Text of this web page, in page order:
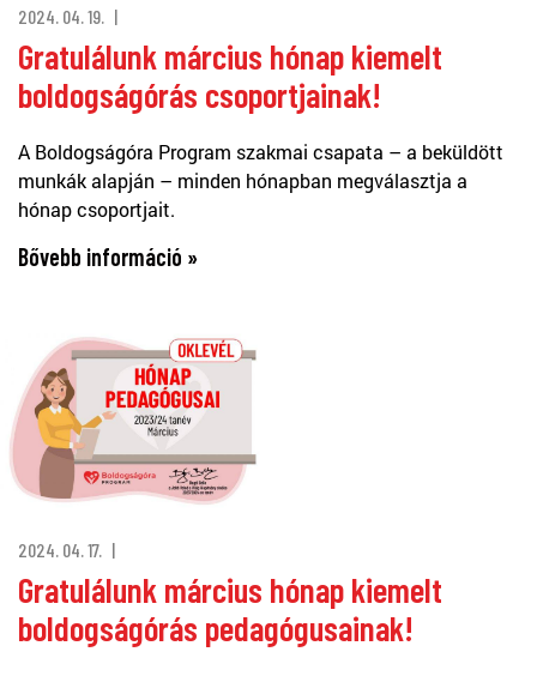
2024. 04. 19.
Gratulálunk március hónap kiemelt
boldogságórás csoportjainak!
A Boldogságóra Program szakmai csapata – a beküldött
munkák alapján – minden hónapban megválasztja a
hónap csoportjait.
Bővebb információ »
2024. 04. 17.
Gratulálunk március hónap kiemelt
boldogságórás pedagógusainak!